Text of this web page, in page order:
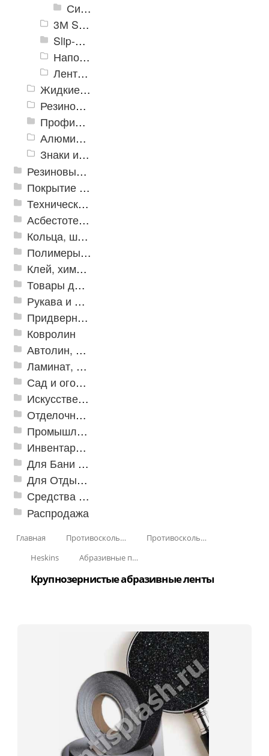
Сигнальные светоотражающие ленты
3М Safety-Walk TM
Slip-Stop
Напольная разметка, знаки
Ленты Зубр
Жидкие противоскользящие средства
Резиновый профиль с алюминиевой вставкой «NoSlip»
Профили закладные
Алюминиевый профиль для ленты
Знаки из полистирола для разметки пола
Резиновые и ПВХ дорожки
Покрытие из резиновой крошки
Техническая резина
Асбестотехнические и теплоизоляционные материалы
Кольца, шайбы, манжеты
Полимеры и пластики
Клей, химия, сопутствующие товары
Товары для дома
Рукава и шланги промышленные
Придверные решетки
Ковролин
Автолин, Транслин, Линолеум
Ламинат, Кварцвиниловая плитка SPC
Сад и огород
Искусственная трава
Отделочные профили
Промышленный текстиль
Инвентарь для клининга
Для Бани и Сауны
Для Отдыха и Пикника
Средства от насекомых и садовых вредителей
Распродажа
Главная Противоскользящая защита для лестниц, профили, ленты
Противоскользящие ленты
Heskins
Абразивные противоскользящие ленты
Крупнозернистые абразивные ленты